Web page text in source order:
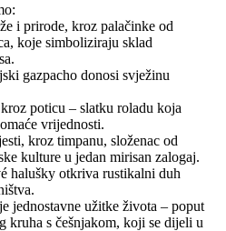
i prirode, kroz palačinke od
koje simboliziraju sklad
gazpacho donosi svježinu
poticu – slatku roladu koja
vrijednosti.
kroz timpanu, složenac od
kulture u jedan mirisan zalogaj.
halušky otkriva rustikalni duh
jednostavne užitke života – poput
kruha s češnjakom, koji se dijeli u